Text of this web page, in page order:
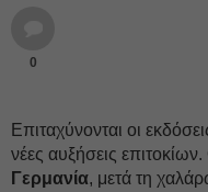
0
Επιταχύνονται οι
νέες αυξήσεις
Γερμανία, μετά τη